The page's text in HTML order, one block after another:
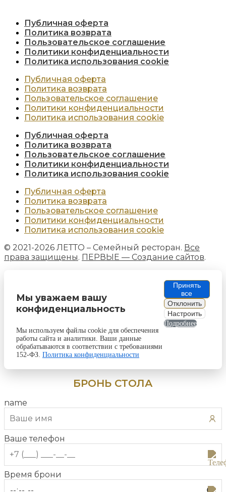
Публичная оферта
Политика возврата
Пользовательское соглашение
Политики конфиденциальности
Политика использования cookie
Публичная оферта
Политика возврата
Пользовательское соглашение
Политики конфиденциальности
Политика использования cookie
Публичная оферта
Политика возврата
Пользовательское соглашение
Политики конфиденциальности
Политика использования cookie
Публичная оферта
Политика возврата
Пользовательское соглашение
Политики конфиденциальности
Политика использования cookie
© 2021-2026 ЛЕТТО – Семейный ресторан. Все
права защищены. ПЕРВЫЕ — Создание сайтов.
Мы уважаем вашу
конфиденциальность
Мы используем файлы cookie для обеспечения
работы сайта и аналитики. Ваши данные
обрабатываются в соответствии с требованиями
152-ФЗ. Политика конфиденциальности
Принять
все
Отклонить
Настроить
Подробнее
БРОНЬ СТОЛА
name
Ваше телефон
Время брони